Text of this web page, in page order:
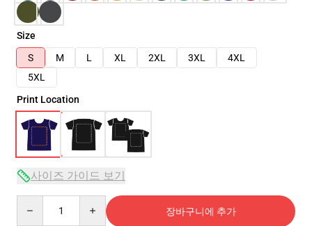
Size
S
M L XL 2XL 3XL
4XL
5XL
Print Location
사이즈 가이드 보기
장바구니에 추가